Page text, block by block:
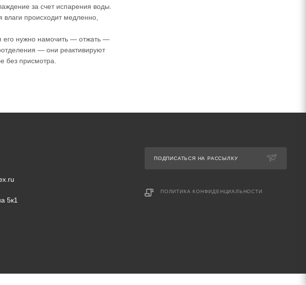
за счет испарения воды.
происходит медленно,
его нужно намочить ― отжать ―
― они реактивируют
присмотра.
5к1
ПОДПИСАТЬСЯ НА РАССЫЛКУ
ПОЛИТИКА КОНФИДЕНЦИАЛЬНОСТИ